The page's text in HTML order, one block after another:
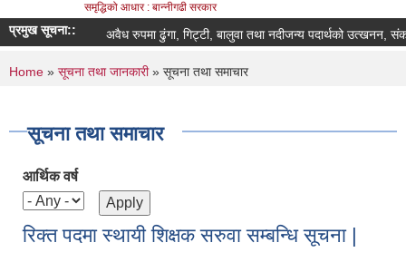
समृद्धिको आधार : बान्नीगढी सरकार
प्रमुख सूचना:: अवैध रुपमा ढुंगा, गिट्टी, बालुवा तथा नदीजन्य पदार्थको उत्खनन,
You are here
Home » सूचना तथा जानकारी» सूचना तथा समाचार
सूचना तथा समाचार
आर्थिक वर्ष
रिक्त पदमा स्थायी शिक्षक सरुवा सम्बन्धि सूचना |